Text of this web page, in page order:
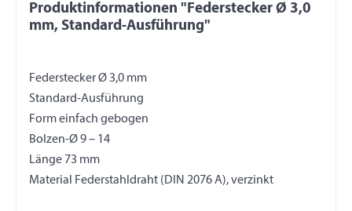
Produktinformationen "Federstecker Ø 3,0
mm, Standard-Ausführung"
Federstecker Ø 3,0 mm
Standard-Ausführung
Form einfach gebogen
Bolzen-Ø 9 – 14
Länge 73 mm